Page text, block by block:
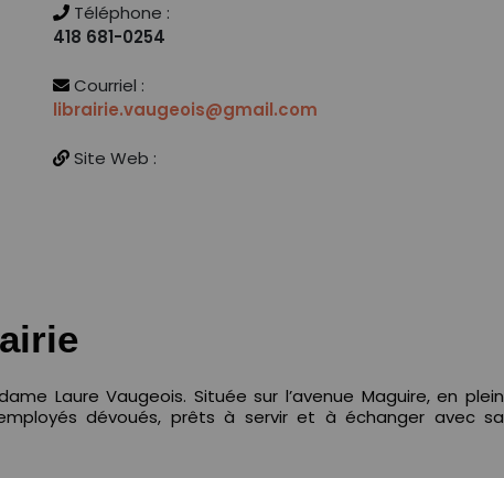
Téléphone :
418 681-0254
Courriel :
librairie.vaugeois@gmail.com
Site Web :
Laure Vaugeois. Située sur l’avenue Maguire, en plein
dévoués, prêts à servir et à échanger avec sa